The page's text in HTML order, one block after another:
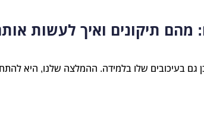
מהם תיקונים ואיך לעשות
בעיכובים שלו בלמידה. ההמלצה שלנו, היא